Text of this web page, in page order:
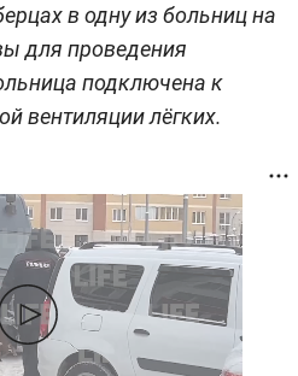
в одну из больниц на
для проведения
подключена к
вентиляции лёгких.